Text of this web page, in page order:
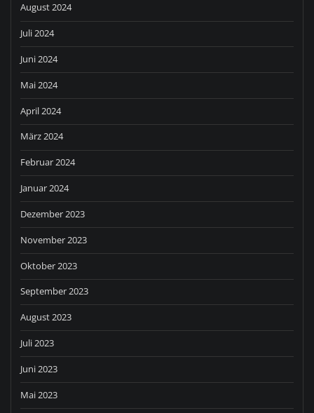
August 2024
Juli 2024
Juni 2024
Mai 2024
April 2024
März 2024
Februar 2024
Januar 2024
Dezember 2023
November 2023
Oktober 2023
September 2023
August 2023
Juli 2023
Juni 2023
Mai 2023